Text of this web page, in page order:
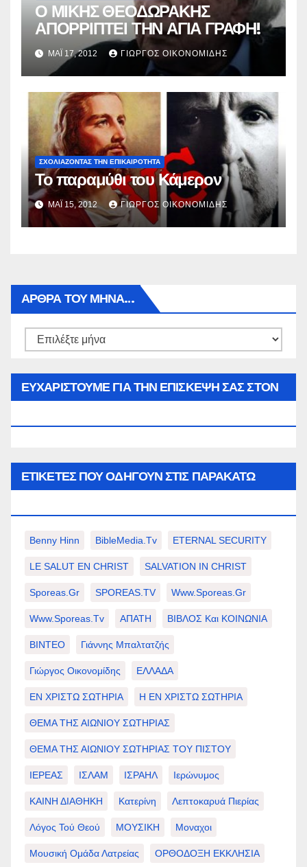
Ο ΜΙΚΗΣ ΘΕΟΔΩΡΑΚΗΣ
ΑΠΟΡΡΙΠΤΕΙ ΤΗΝ ΑΓΙΑ ΓΡΑΦΗ!
ΜΑΪ́ 17, 2012 ΓΙΏΡΓΟΣ ΟΙΚΟΝΟΜΊΔΗΣ
ΣΧΟΛΙΆΖΟΝΤΑΣ ΤΗΝ ΕΠΙΚΑΙΡΌΤΗΤΑ
Το παραμύθι του Κάμερον
ΜΑΪ́ 15, 2012 ΓΙΏΡΓΟΣ ΟΙΚΟΝΟΜΊΔΗΣ
ΑΡΘΡΑ ΤΟΥ ΜΉΝΑ…
Αρθρα
ΕΥΧΑΡΙΣΤΟΥΜΕ ΓΙΑ ΤΗΝ ΕΠΙΣΚΕΨΗ ΣΑΣ ΣΤΟΝ
ΕΤΙΚΈΤΕΣ ΠΟΥ ΟΔΗΓΟΎΝ ΣΤΙΣ ΠΑΡΑΚΆΤΩ
Benny Hinn BibleMedia.tv ETERNAL SECURITY
LE SALUT EN CHRIST SALVATION IN CHRIST
Sporeas.gr SPOREAS.TV Www.sporeas.gr
Www.sporeas.tv ΑΠΑΤΗ ΒΙΒΛΟΣ Και ΚΟΙΝΩΝΙΑ
ΒΙΝΤΕΟ Γιάννης Μπαλτατζής
Γιώργος Οικονομίδης ΕΛΛΑΔΑ
ΕΝ ΧΡΙΣΤΩ ΣΩΤΗΡΙΑ Η ΕΝ ΧΡΙΣΤΩ ΣΩΤΗΡΙΑ
ΘΕΜΑ ΤΗΣ ΑΙΩΝΙΟΥ ΣΩΤΗΡΙΑΣ
ΘΕΜΑ ΤΗΣ ΑΙΩΝΙΟΥ ΣΩΤΗΡΙΑΣ ΤΟΥ ΠΙΣΤΟΥ
ΙΕΡΕΑΣ ΙΣΛΑΜ ΙΣΡΑΗΛ Ιερώνυμος
ΚΑΙΝΗ ΔΙΑΘΗΚΗ Κατερίνη Λεπτοκαρυά Πιερίας
Λόγος Τού Θεού ΜΟΥΣΙΚΗ Μοναχοι
Μουσική Ομάδα Λατρείας ΟΡΘΟΔΟΞΗ ΕΚΚΛΗΣΙΑ